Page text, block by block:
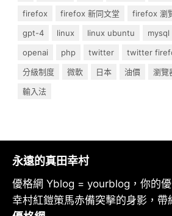
firefox
firefox 新同文堂 firefox 瀏
gpt-4
linux linux ubuntu mysql
openai
php twitter twitter
分級制度
微軟 日本 油價 瀏覽
輸入法
永遠的真田幸村
優格網 Yblog = yourblog，你的
幸村紅鎧策馬赤備突擊的身影，帶